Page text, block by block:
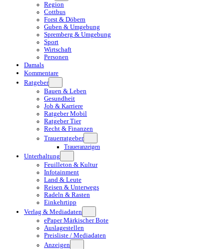
Region
Cottbus
Forst & Döbern
Guben & Umgebung
Spremberg & Umgebung
Sport
Wirtschaft
Personen
Damals
Kommentare
Ratgeber
Bauen & Leben
Gesundheit
Job & Karriere
Ratgeber Mobil
Ratgeber Tier
Recht & Finanzen
Trauerratgeber
Traueranzeigen
Unterhaltung
Feuilleton & Kultur
Infotainment
Land & Leute
Reisen & Unterwegs
Radeln & Rasten
Einkehrtipp
Verlag & Mediadaten
ePaper Märkischer Bote
Auslagestellen
Preisliste / Mediadaten
Anzeigen